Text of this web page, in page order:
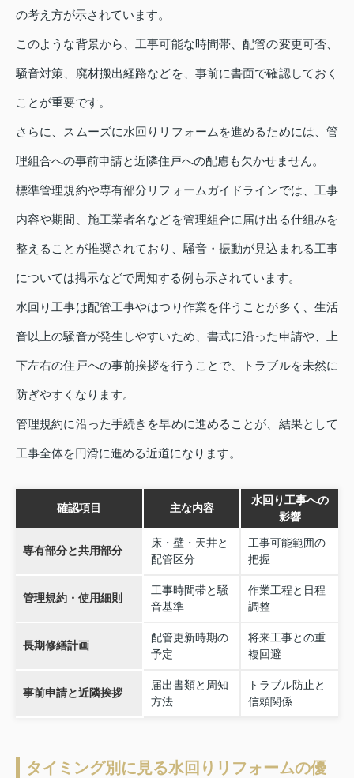
の考え方が示されています。
このような背景から、工事可能な時間帯、配管の変更可否、
騒音対策、廃材搬出経路などを、事前に書面で確認しておく
ことが重要です。
さらに、スムーズに水回りリフォームを進めるためには、管
理組合への事前申請と近隣住戸への配慮も欠かせません。
標準管理規約や専有部分リフォームガイドラインでは、工事
内容や期間、施工業者名などを管理組合に届け出る仕組みを
整えることが推奨されており、騒音・振動が見込まれる工事
については掲示などで周知する例も示されています。
水回り工事は配管工事やはつり作業を伴うことが多く、生活
音以上の騒音が発生しやすいため、書式に沿った申請や、上
下左右の住戸への事前挨拶を行うことで、トラブルを未然に
防ぎやすくなります。
管理規約に沿った手続きを早めに進めることが、結果として
工事全体を円滑に進める近道になります。
確認項目 主な内容
水回り工事への
影響
専有部分と共用部分
床・壁・天井と
配管区分
工事可能範囲の
把握
管理規約・使用細則
工事時間帯と騒
音基準
作業工程と日程
調整
長期修繕計画
配管更新時期の
予定
将来工事との重
複回避
事前申請と近隣挨拶
届出書類と周知
方法
トラブル防止と
信頼関係
タイミング別に見る水回りリフォームの優